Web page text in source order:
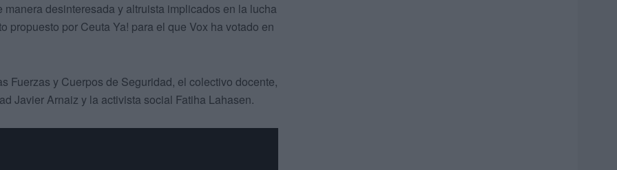
desinteresada y altruista implicados en la lucha
propuesto por Ceuta Ya! para el que Vox ha votado en
Fuerzas y Cuerpos de Seguridad, el colectivo docente,
Javier Arnaiz y la activista social Fatiha Lahasen.